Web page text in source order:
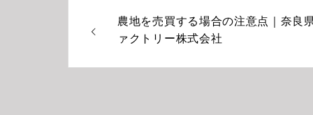
農地を売買する場合の注意点｜奈
ァクトリー株式会社